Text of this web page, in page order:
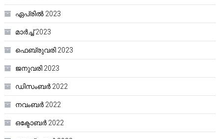
ഏപ്രിൽ 2023
മാർച്ച്‌ 2023
ഫെബ്രുവരി 2023
ജനുവരി 2023
ഡിസംബർ 2022
നവംബർ 2022
ഒക്ടോബർ 2022